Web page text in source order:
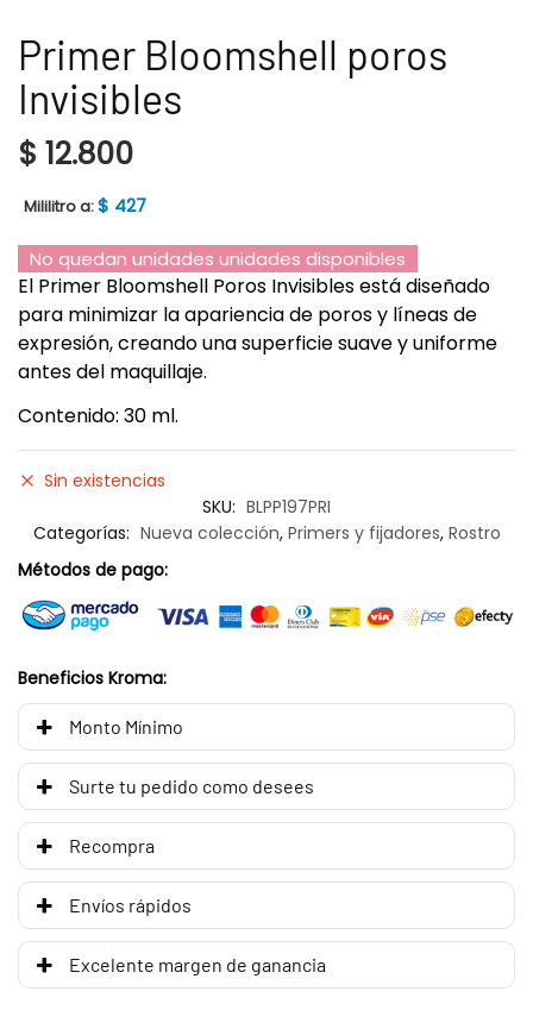
Primer Bloomshell poros
Invisibles
$ 12.800
Mililitro a:$ 427
No quedan unidades unidades disponibles
El Primer Bloomshell Poros Invisibles está diseñado
para minimizar la apariencia de poros y líneas de
expresión, creando una superficie suave y uniforme
antes del maquillaje.
Contenido: 30 ml.
Sin existencias
SKU: BLPP197PRI
Categorías: Nueva colección, Primers y fijadores, Rostro
Métodos de pago:
Beneficios Kroma:
Monto Mínimo
Surte tu pedido como desees
Recompra
Envíos rápidos
Excelente margen de ganancia